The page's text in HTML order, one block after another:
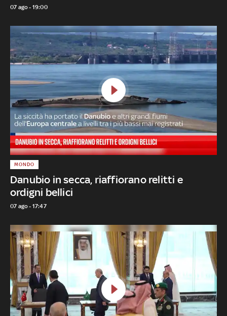
07 ago - 19:00
Danubio in secca, riaffiorano relitti e
ordigni bellici
MONDO
07 ago - 17:47